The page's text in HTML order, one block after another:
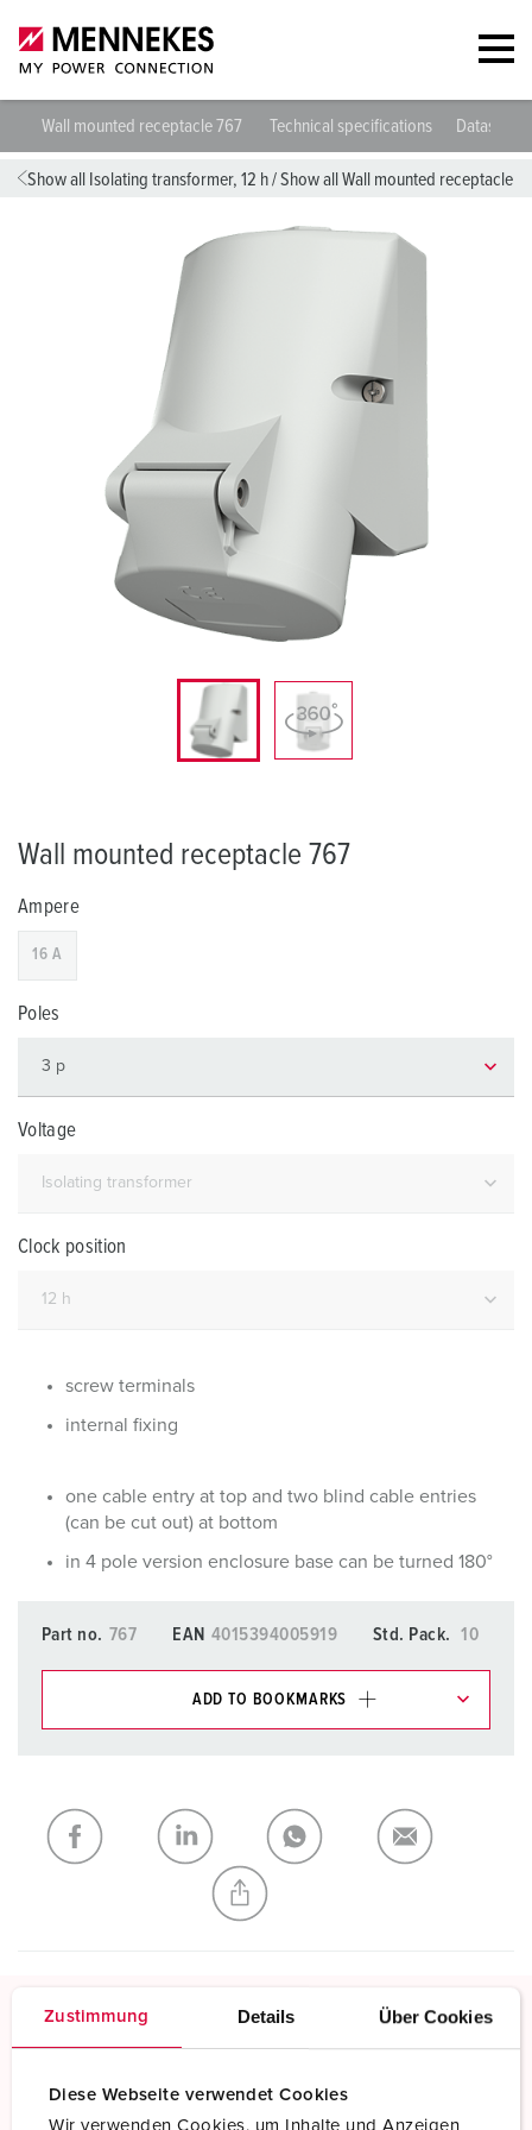
Zustimmung Details Über Cookies
Diese Webseite verwendet Cookies
Wir verwenden Cookies, um Inhalte und Anzeigen
Wall mounted receptacle 767 Technical specifications
Show all Isolating transformer, 12 h/Show all Wall mounted receptacle
Wall mounted receptacle 767
Ampere
16 A
Poles
Voltage
Clock position
screw terminals
internal fixing
one cable entry at top and two blind cable entries
(can be cut out) at bottom
in 4 pole version enclosure base can be turned 180°
Part no. 767 EAN 4015394005919 Std. Pack. 10
ADD TO BOOKMARKS
My list ADD
CREATE A NEW LIST
Screw terminals